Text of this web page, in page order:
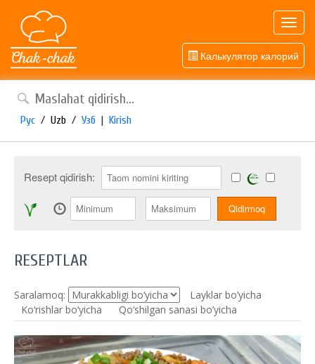
Калькулятор калорий
Рус / Uzb / Узб | Kirish
Resept qidirish:
RESEPTLAR
Saralamoq:
Layklar bo’yicha
Ko‘rishlar bo‘yicha
Qo’shilgan sanasi bo’yicha